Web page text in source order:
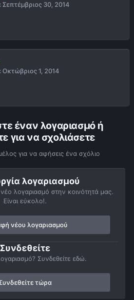
Σεπτέμβριος 30, 2014
Οκτώβριος 1, 2014
έναν λογαριασμό ή
για να σχολιάσετε
για να αφήσεις ένα σχόλιο
λογαριασμού
λογαριασμό στην κοινότητά μας.
Είναι εύκολο!.
νέου λογαριασμού
Συνδεθείτε
Συνδεθείτε εδώ.
τώρα